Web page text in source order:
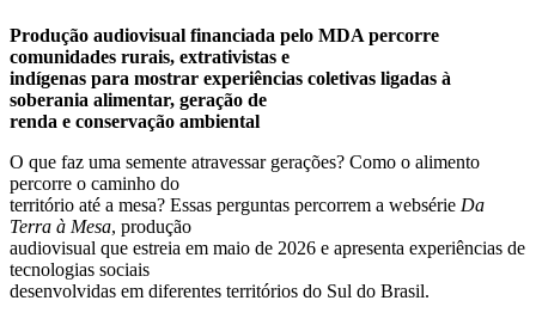
Produção audiovisual financiada pelo MDA percorre
comunidades rurais, extrativistas e
indígenas para mostrar experiências coletivas ligadas à
soberania alimentar, geração de
renda e conservação ambiental
O que faz uma semente atravessar gerações? Como o alimento
percorre o caminho do
território até a mesa? Essas perguntas percorrem a websérie Da
Terra à Mesa, produção
audiovisual que estreia em maio de 2026 e apresenta experiências de
tecnologias sociais
desenvolvidas em diferentes territórios do Sul do Brasil.